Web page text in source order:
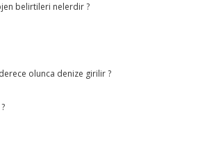
belirtileri nelerdir ?
derece olunca denize girilir ?